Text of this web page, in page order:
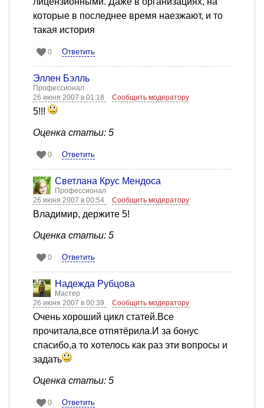
которые в последнее время наезжают, и то
такая история
0 Ответить
Эллен Бэлль
Профессионал
26 июня 2007 в 01:18
Сообщить модератору
5!!!
Оценка статьи: 5
0 Ответить
Светлана Крус Мендоса
Профессионал
26 июня 2007 в 00:54
Сообщить модератору
Владимир, держите 5!
Оценка статьи: 5
0 Ответить
Надежда Рубцова
Мастер
26 июня 2007 в 00:39
Сообщить модератору
Очень хороший цикл статей.Все
прочитала,все отпятёрила.И за бонус
спасибо,а то хотелось как раз эти вопросы и
задать
Оценка статьи: 5
0 Ответить